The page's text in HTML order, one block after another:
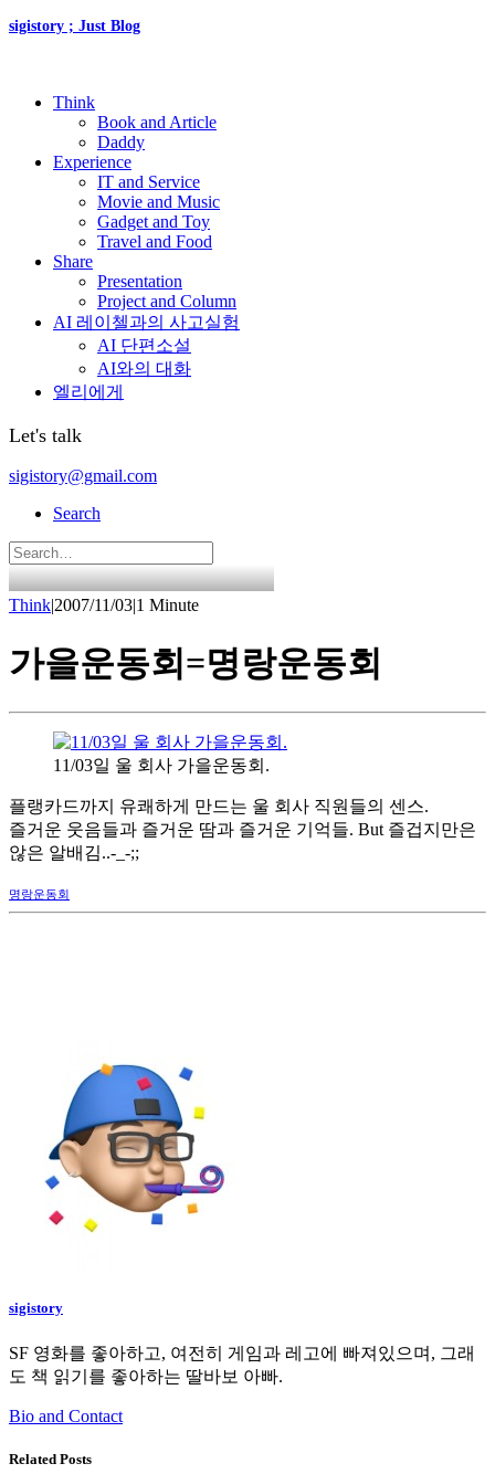
sigistory ; Just Blog
Think
Book and Article
Daddy
Experience
IT and Service
Movie and Music
Gadget and Toy
Travel and Food
Share
Presentation
Project and Column
AI 레이첼과의 사고실험
AI 단편소설
AI와의 대화
엘리에게
Let's talk
sigistory@gmail.com
Search
Think|2007/11/03|1 Minute
가을운동회=명랑운동회
11/03일 울 회사 가을운동회.
플랭카드까지 유쾌하게 만드는 울 회사 직원들의 센스.
즐거운 웃음들과 즐거운 땀과 즐거운 기억들. But 즐겁지만은
않은 알배김..-_-;;
명랑운동회
sigistory
SF 영화를 좋아하고, 여전히 게임과 레고에 빠져있으며, 그래
도 책 읽기를 좋아하는 딸바보 아빠.
Bio and Contact
Related Posts